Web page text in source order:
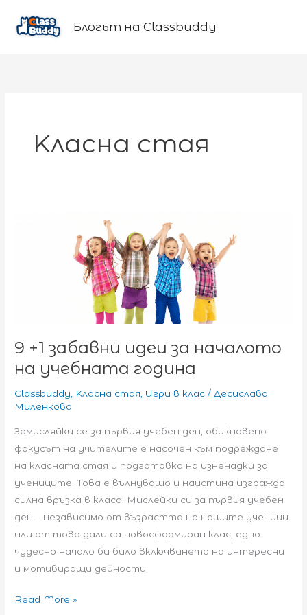
Блогът на Classbuddy
Kласна стая
9 +1 забавни идеи за началото
на учебната година
Classbuddy Kласна стая Игри в клас / Десислава
Миленкова
Замисляйки се за първия учебен ден, обикновено
фокусът на учителите е насочен към подреждане
на класната стая и подготовка на изненадки за
учениците. Това е вълнуващо и наистина изгражда
силна връзка в класа. Мислейки си за първия учебен
ден – независимо от възрастта на нашите ученици
или от това дали са новосформиран клас, едно
чудесно начало би било включването на интересни
и мотивиращи дейности.
9
Read More »